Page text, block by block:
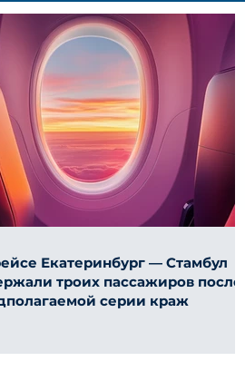
Екатеринбург — Стамбул
троих пассажиров после
серии краж